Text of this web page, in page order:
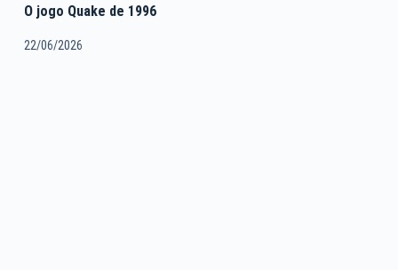
O jogo Quake de 1996
22/06/2026